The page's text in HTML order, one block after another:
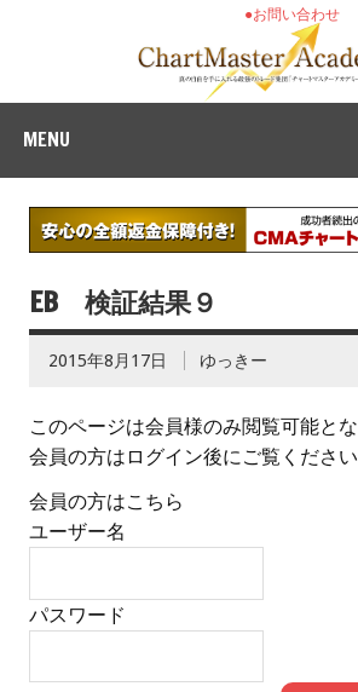
●お問い合わせ
MENU
EB 検証結果９
2015年8月17日 ゆっきー
このページは会員様のみ閲覧可能とな
会員の方はログイン後にご覧ください
会員の方はこちら
ユーザー名
パスワード